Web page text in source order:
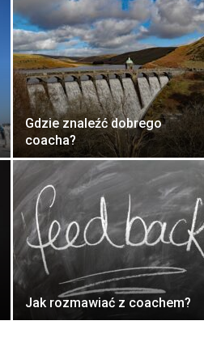
Gdzie znaleźć dobrego
coacha?
Jak rozmawiać z coachem?